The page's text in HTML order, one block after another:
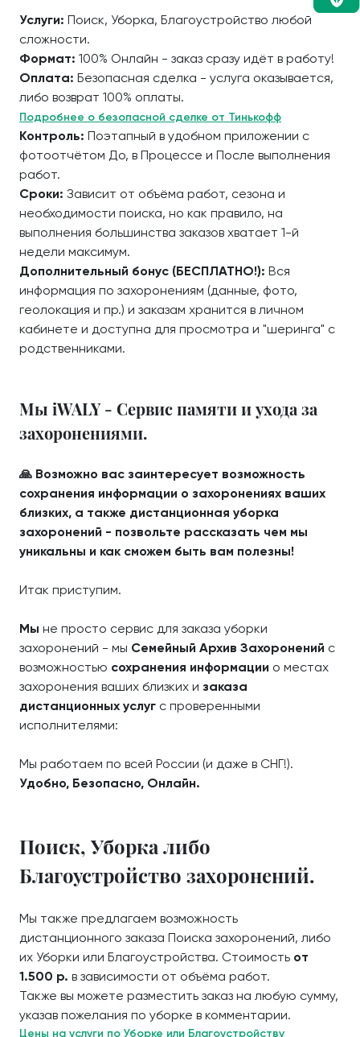
Услуги: Поиск, Уборка, Благоустройство любой
сложности.
Формат: 100% Онлайн - заказ сразу идёт в работу!
Оплата: Безопасная сделка - услуга оказывается,
либо возврат 100% оплаты.
Подробнее о безопасной сделке от Тинькофф
Контроль: Поэтапный в удобном приложении с
фотоотчётом До, в Процессе и После выполнения
работ.
Сроки: Зависит от объёма работ, сезона и
необходимости поиска, но как правило, на
выполнения большинства заказов хватает 1-й
недели максимум.
Дополнительный бонус (БЕСПЛАТНО!): Вся
информация по захоронениям (данные, фото,
геолокация и пр.) и заказам хранится в личном
кабинете и доступна для просмотра и "шеринга" с
родственниками.
Мы iWALY - Сервис памяти и ухода за
захоронениями.
🙏 Возможно вас заинтересует возможность
сохранения информации о захоронениях ваших
близких, а также дистанционная уборка
захоронений - позвольте рассказать чем мы
уникальны и как сможем быть вам полезны!
Итак приступим.
Мы не просто сервис для заказа уборки
захоронений - мы Семейный Архив Захоронений с
возможностью сохранения информации о местах
захоронения ваших близких и заказа
дистанционных услуг с проверенными
исполнителями:
Мы работаем по всей России (и даже в СНГ!).
Удобно, Безопасно, Онлайн.
Поиск, Уборка либо
Благоустройство захоронений.
Мы также предлагаем возможность
дистанционного заказа Поиска захоронений, либо
их Уборки или Благоустройства. Стоимость от
1.500 р. в зависимости от объёма работ.
Также вы можете разместить заказ на любую сумму,
указав пожелания по уборке в комментарии.
Цены на услуги по Уборке или Благоустройству